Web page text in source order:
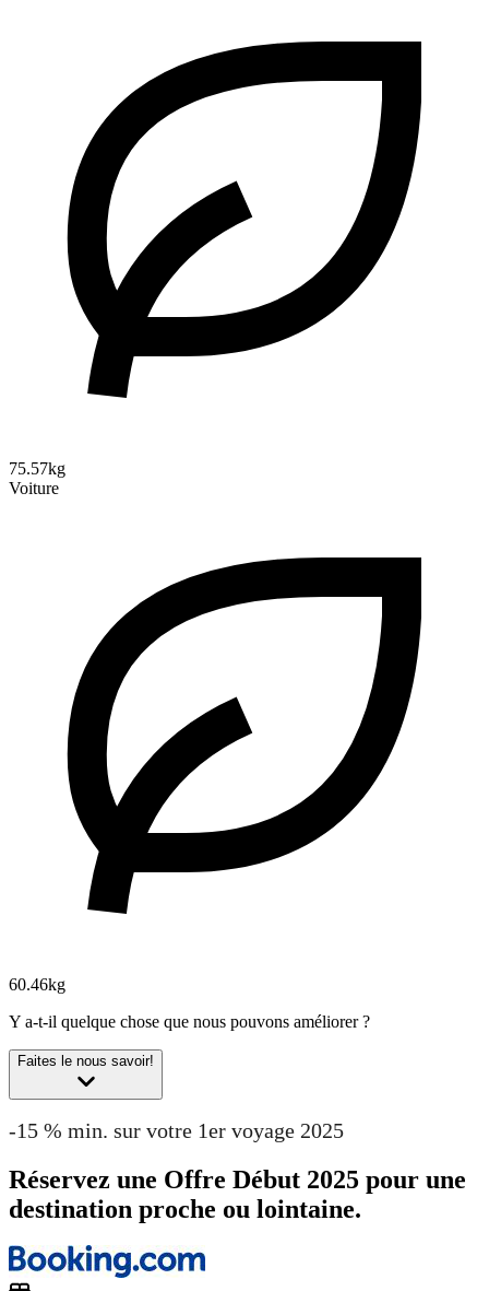
75.57kg
Voiture
60.46kg
Y a-t-il quelque chose que nous pouvons améliorer ?
Faites le nous savoir!
-15 % min. sur votre 1er voyage 2025
Réservez une Offre Début 2025 pour une
destination proche ou lointaine.